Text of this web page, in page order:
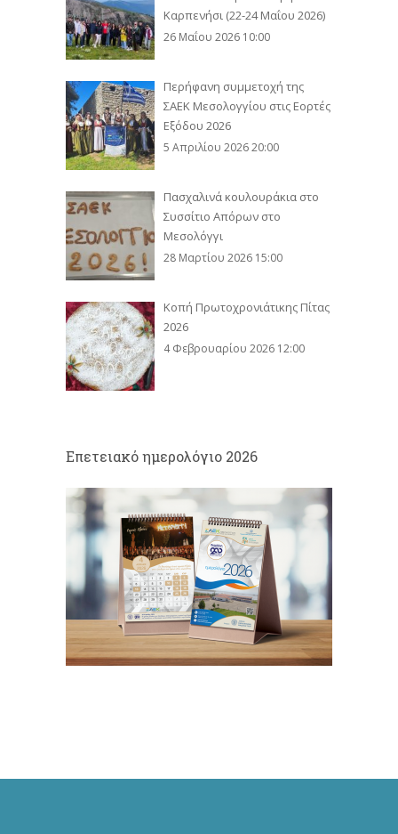
Καρπενήσι (22-24 Μαΐου 2026)
26 Μαΐου 2026 10:00
Περήφανη συμμετοχή της
ΣΑΕΚ Μεσολογγίου στις Εορτές
Εξόδου 2026
5 Απριλίου 2026 20:00
Πασχαλινά κουλουράκια στο
Συσσίτιο Απόρων στο
Μεσολόγγι
28 Μαρτίου 2026 15:00
Κοπή Πρωτοχρονιάτικης Πίτας
2026
4 Φεβρουαρίου 2026 12:00
Eπετειακό ημερολόγιο 2026